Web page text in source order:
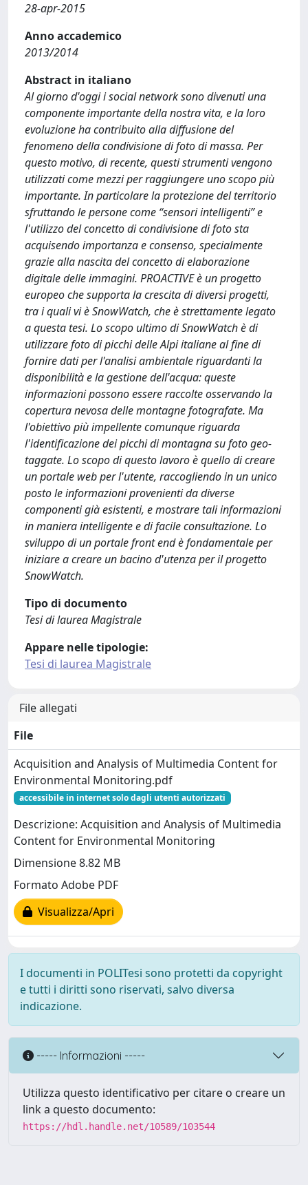
28-apr-2015
Anno accademico
2013/2014
Abstract in italiano
Al giorno d'oggi i social network sono divenuti una
componente importante della nostra vita, e la loro
evoluzione ha contribuito alla diffusione del
fenomeno della condivisione di foto di massa. Per
questo motivo, di recente, questi strumenti vengono
utilizzati come mezzi per raggiungere uno scopo più
importante. In particolare la protezione del territorio
sfruttando le persone come “sensori intelligenti” e
l'utilizzo del concetto di condivisione di foto sta
acquisendo importanza e consenso, specialmente
grazie alla nascita del concetto di elaborazione
digitale delle immagini. PROACTIVE è un progetto
europeo che supporta la crescita di diversi progetti,
tra i quali vi è SnowWatch, che è strettamente legato
a questa tesi. Lo scopo ultimo di SnowWatch è di
utilizzare foto di picchi delle Alpi italiane al fine di
fornire dati per l'analisi ambientale riguardanti la
disponibilità e la gestione dell'acqua: queste
informazioni possono essere raccolte osservando la
copertura nevosa delle montagne fotografate. Ma
l'obiettivo più impellente comunque riguarda
l'identificazione dei picchi di montagna su foto geo-
taggate. Lo scopo di questo lavoro è quello di creare
un portale web per l'utente, raccogliendo in un unico
posto le informazioni provenienti da diverse
componenti già esistenti, e mostrare tali informazioni
in maniera intelligente e di facile consultazione. Lo
sviluppo di un portale front end è fondamentale per
iniziare a creare un bacino d'utenza per il progetto
SnowWatch.
Tipo di documento
Tesi di laurea Magistrale
Appare nelle tipologie:
Tesi di laurea Magistrale
File allegati
File
Acquisition and Analysis of Multimedia Content for
Environmental Monitoring.pdf
accessibile in internet solo dagli utenti autorizzati
Descrizione: Acquisition and Analysis of Multimedia
Content for Environmental Monitoring
Dimensione 8.82 MB
Formato Adobe PDF
Visualizza/Apri
I documenti in POLITesi sono protetti da copyright
e tutti i diritti sono riservati, salvo diversa
indicazione.
----- Informazioni -----
Utilizza questo identificativo per citare o creare un
link a questo documento:
https://hdl.handle.net/10589/103544